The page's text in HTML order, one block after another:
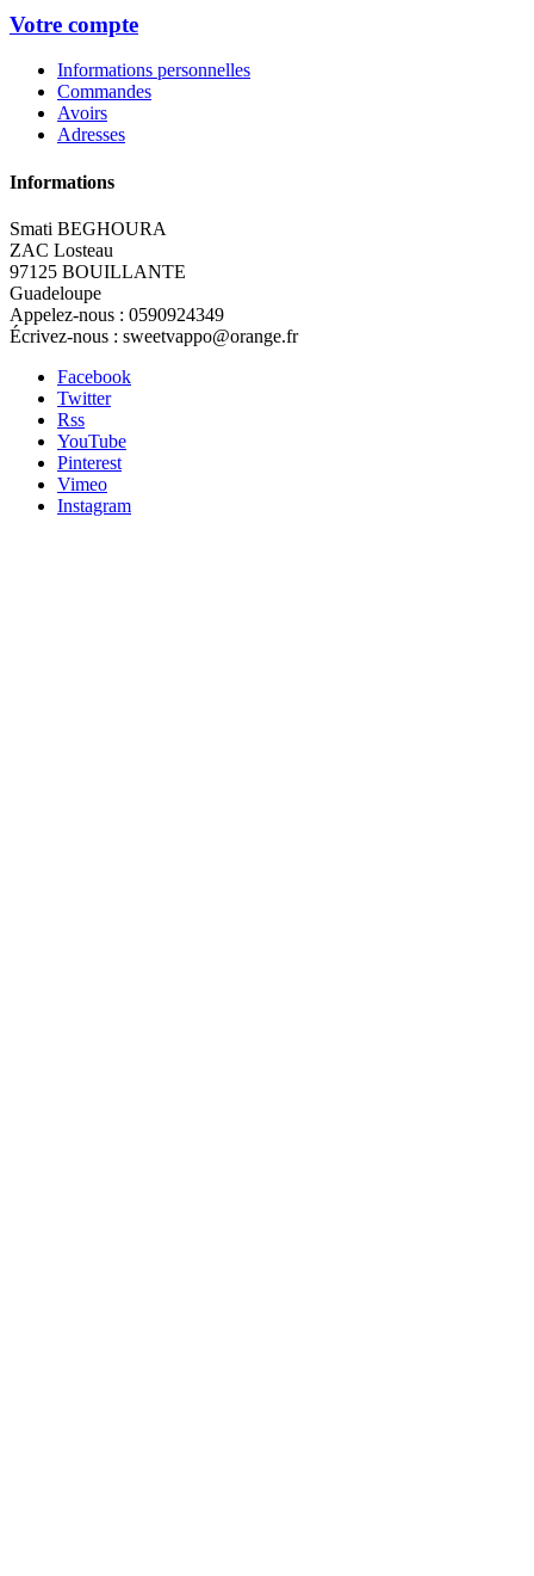
Votre compte
Informations personnelles
Commandes
Avoirs
Adresses
Informations
Smati BEGHOURA
ZAC Losteau
97125 BOUILLANTE
Guadeloupe
Appelez-nous : 0590924349
Écrivez-nous : sweetvappo@orange.fr
Facebook
Twitter
Rss
YouTube
Pinterest
Vimeo
Instagram